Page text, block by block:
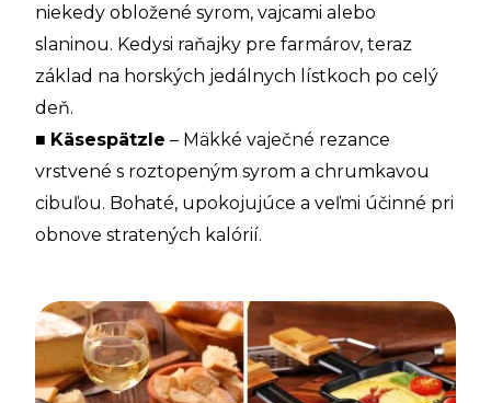
niekedy obložené syrom, vajcami alebo
slaninou. Kedysi raňajky pre farmárov, teraz
základ na horských jedálnych lístkoch po celý
deň.
■ Käsespätzle – Mäkké vaječné rezance
vrstvené s roztopeným syrom a chrumkavou
cibuľou. Bohaté, upokojujúce a veľmi účinné pri
obnove stratených kalórií.